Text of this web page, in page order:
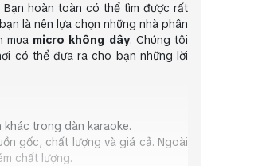
Bạn hoàn toàn có thể tìm được rất
là nên lựa chọn những nhà phân
mua micro không dây. Chúng tôi
có thể đưa ra cho bạn những lời
trong dàn karaoke.
gốc, chất lượng và giá cả. Ngoài
chất lượng.